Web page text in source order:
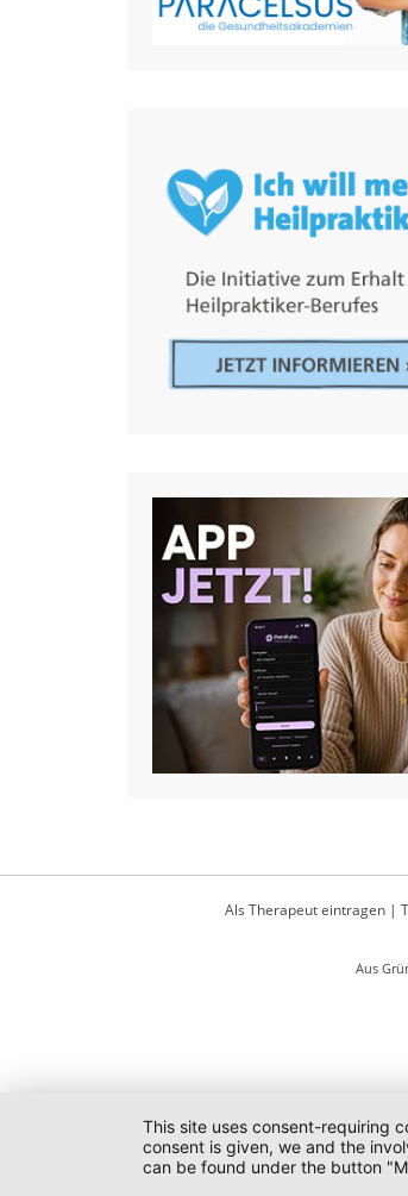
Als Therapeut eintragen|
Aus
This site uses consent-requiring
consent is given, we and the
can be found under the button